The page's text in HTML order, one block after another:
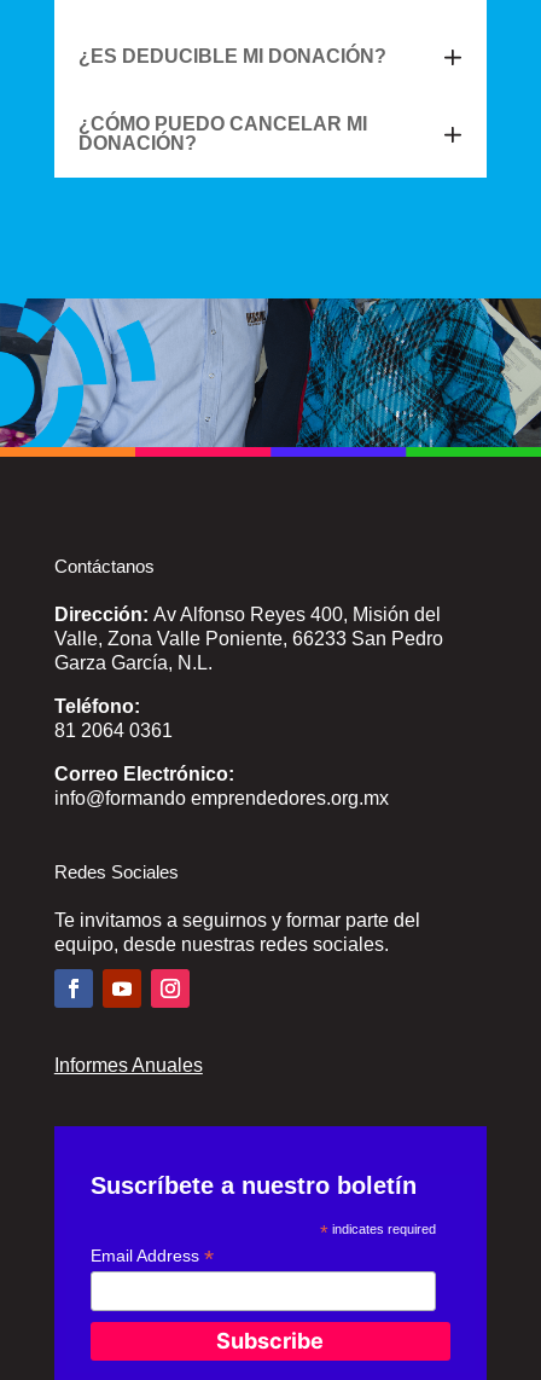
¿ES DEDUCIBLE MI DONACIÓN?
¿CÓMO PUEDO CANCELAR MI
DONACIÓN?
Contáctanos
Dirección: Av Alfonso Reyes 400, Misión del
Valle, Zona Valle Poniente, 66233 San Pedro
Garza García, N.L.
Teléfono:
81 2064 0361
Correo Electrónico:
info@formando emprendedores.org.mx
Redes Sociales
Te invitamos a seguirnos y formar parte del
equipo, desde nuestras redes sociales.
Informes Anuales
Suscríbete a nuestro boletín
* indicates required
Email Address *